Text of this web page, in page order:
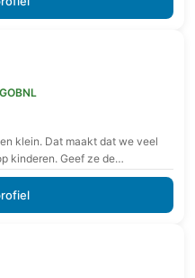
GOBNL
klein. Dat maakt dat we veel
kinderen. Geef ze de…